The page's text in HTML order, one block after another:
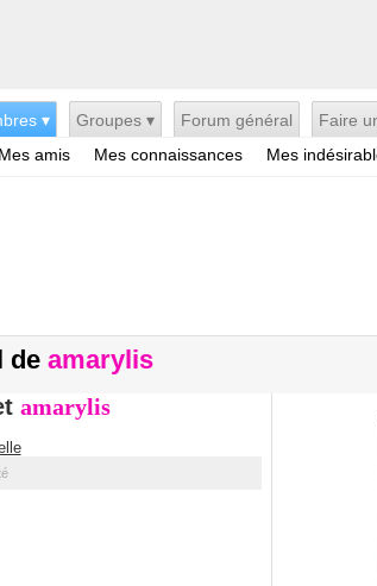
▾
Mes amis Mes connaissances Mes
Groupes ▾ Forum général Faire
de amarylis
amarylis